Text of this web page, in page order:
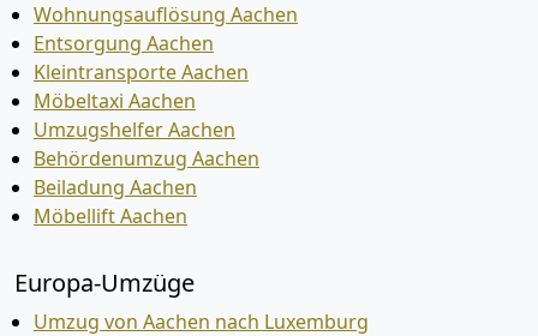
Wohnungsauflösung Aachen
Entsorgung Aachen
Kleintransporte Aachen
Möbeltaxi Aachen
Umzugshelfer Aachen
Behördenumzug Aachen
Beiladung Aachen
Möbellift Aachen
Europa-Umzüge
Umzug von Aachen nach Luxemburg